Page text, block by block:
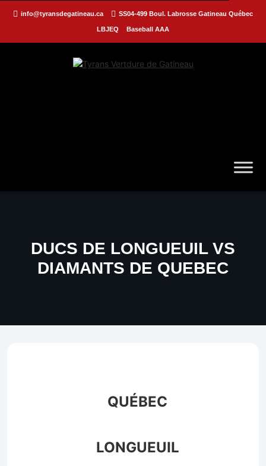
info@tyransdegatineau.ca SS04-499 Boul. Labrosse Gatineau Québec
LBJEQ Baseball AAA
DUCS DE LONGUEUIL VS
DIAMANTS DE QUEBEC
QUÉBEC
LONGUEUIL